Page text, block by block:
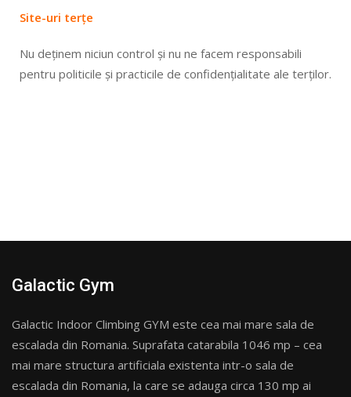
Site-uri terțe
Nu deținem niciun control și nu ne facem responsabili
pentru politicile și practicile de confidențialitate ale terților.
Galactic Gym
Galactic Indoor Climbing GYM este cea mai mare sala de
escalada din Romania. Suprafata catarabila 1046 mp – cea
mai mare structura artificiala existenta intr-o sala de
escalada din Romania, la care se adauga circa 130 mp ai